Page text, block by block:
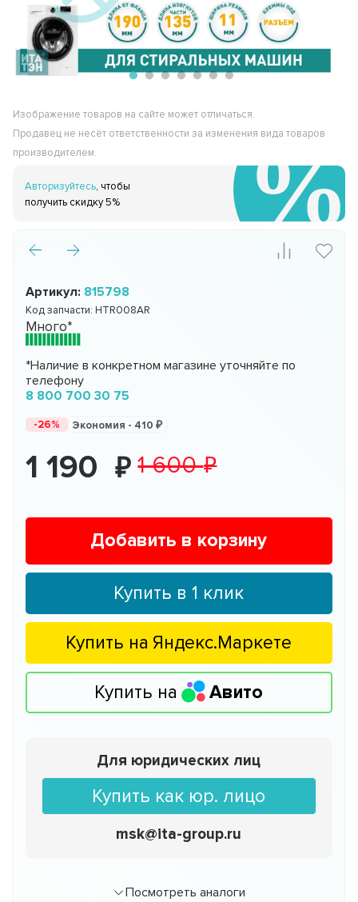
Изображение товаров на сайте может отличаться.
Продавец не несёт ответственности за изменения вида товаров
производителем.
Авторизуйтесь, чтобы
получить скидку 5%
Артикул: 815798
Код запчасти: HTR008AR
Много*
*Наличие в конкретном магазине уточняйте по
телефону
8 800 700 30 75
-26% Экономия - 410
1 190 1 600
Добавить в корзину
Купить в 1 клик
Купить на Яндекс.Маркете
Купить на Авито
Для юридических лиц
Купить как юр. лицо
msk@ita-group.ru
Посмотреть аналоги